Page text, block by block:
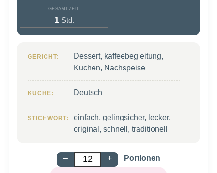
GESAMTZEIT
1 Stunde
Std.
GERICHT:
Dessert, kaffeebegleitung,
Kuchen, Nachspeise
KÜCHE: Deutsch
STICHWORT:
einfach, gelingsicher, lecker,
original, schnell, traditionell
– + Portionen